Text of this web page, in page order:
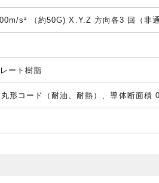
s² （約50G) X.Y.Z 方向各3 回（非
ート樹脂
形コード（耐油、耐熱）、導体断面積